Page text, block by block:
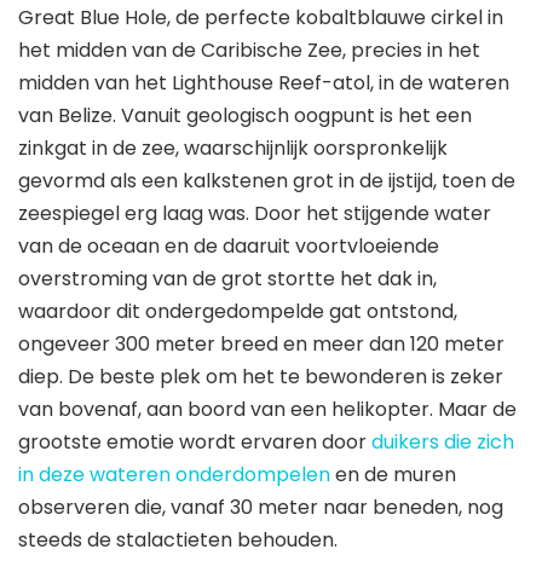
Great Blue Hole, de perfecte kobaltblauwe cirkel in
het midden van de Caribische Zee, precies in het
midden van het Lighthouse Reef-atol, in de wateren
van Belize. Vanuit geologisch oogpunt is het een
zinkgat in de zee, waarschijnlijk oorspronkelijk
gevormd als een kalkstenen grot in de ijstijd, toen de
zeespiegel erg laag was. Door het stijgende water
van de oceaan en de daaruit voortvloeiende
overstroming van de grot stortte het dak in,
waardoor dit ondergedompelde gat ontstond,
ongeveer 300 meter breed en meer dan 120 meter
diep. De beste plek om het te bewonderen is zeker
van bovenaf, aan boord van een helikopter. Maar de
grootste emotie wordt ervaren doorduikers die zich
in deze wateren onderdompelenen de muren
observeren die, vanaf 30 meter naar beneden, nog
steeds de stalactieten behouden.